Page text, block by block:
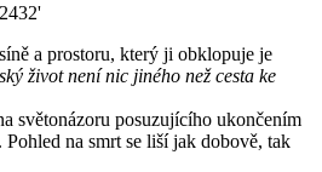
a prostoru, který ji obklopuje je
život není nic jiného než cesta ke
světonázoru posuzujícího ukončením
na smrt se liší jak dobově, tak